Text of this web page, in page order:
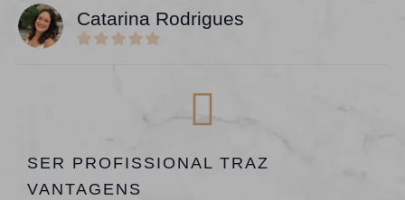
Catarina Rodrigues
SER PROFISSIONAL TRAZ
VANTAGENS